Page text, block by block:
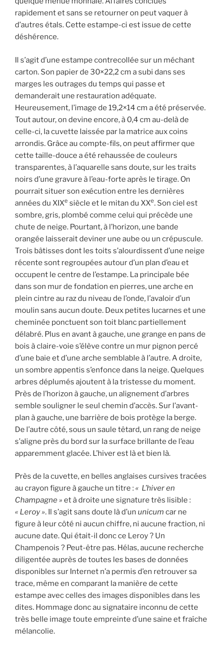
rapidement et sans se retourner on peut vaquer à
d’autres étals. Cette estampe-ci est issue de cette
déshérence.
Il s’agit d’une estampe contrecollée sur un méchant
carton. Son papier de 30×22,2 cm a subi dans ses
marges les outrages du temps qui passe et
demanderait une restauration adéquate.
Heureusement, l’image de 19,2×14 cm a été préservée.
Tout autour, on devine encore, à 0,4 cm au-delà de
celle-ci, la cuvette laissée par la matrice aux coins
arrondis. Grâce au compte-fils, on peut affirmer que
cette taille-douce a été rehaussée de couleurs
transparentes, à l’aquarelle sans doute, sur les traits
noirs d’une gravure à l’eau-forte après le tirage. On
pourrait situer son exécution entre les dernières
années du XIXe siècle et le mitan du XXe. Son ciel est
sombre, gris, plombé comme celui qui précède une
chute de neige. Pourtant, à l’horizon, une bande
orangée laisserait deviner une aube ou un crépuscule.
Trois bâtisses dont les toits s’alourdissent d’une neige
récente sont regroupées autour d’un plan d’eau et
occupent le centre de l’estampe. La principale bée
dans son mur de fondation en pierres, une arche en
plein cintre au raz du niveau de l’onde, l’avaloir d’un
moulin sans aucun doute. Deux petites lucarnes et une
cheminée ponctuent son toit blanc partiellement
délabré. Plus en avant à gauche, une grange en pans de
bois à claire-voie s’élève contre un mur pignon percé
d’une baie et d’une arche semblable à l’autre. A droite,
un sombre appentis s’enfonce dans la neige. Quelques
arbres déplumés ajoutent à la tristesse du moment.
Près de l’horizon à gauche, un alignement d’arbres
semble souligner le seul chemin d’accès. Sur l’avant-
plan à gauche, une barrière de bois protège la berge.
De l’autre côté, sous un saule têtard, un rang de neige
s’aligne près du bord sur la surface brillante de l’eau
apparemment glacée. L’hiver est là et bien là.
Près de la cuvette, en belles anglaises cursives tracées
au crayon figure à gauche un titre :« L’hiver en
Champagne » et à droite une signature très lisible :
« Leroy ». Il s’agit sans doute là d’un unicum car ne
figure à leur côté ni aucun chiffre, ni aucune fraction, ni
aucune date. Qui était-il donc ce Leroy ? Un
Champenois ? Peut-être pas. Hélas, aucune recherche
diligentée auprès de toutes les bases de données
disponibles sur Internet n’a permis d’en retrouver sa
trace, même en comparant la manière de cette
estampe avec celles des images disponibles dans les
dites. Hommage donc au signataire inconnu de cette
très belle image toute empreinte d’une saine et fraîche
mélancolie.